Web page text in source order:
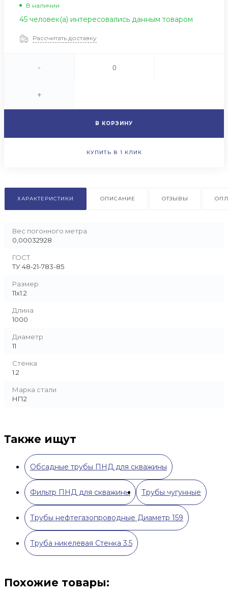
В наличии
45 человек(а) интересовались данным товаром
Рассчитать доставку
-
+
В КОРЗИНУ
КУПИТЬ В 1 КЛИК
ХАРАКТЕРИСТИКИ ОПИСАНИЕ ОТЗЫВЫ
Вес погонного метра
0,00032928
ГОСТ
ТУ 48-21-783-85
Размер
11х1.2
Длина
1000
Диаметр
11
Стенка
1.2
Марка стали
НП2
Также ищут
Обсадные трубы ПНД для скважины
Фильтр ПНД для скважины Трубы чугунные
Трубы нефтегазопроводные Диаметр 159
Труба никелевая Стенка 3.5
Похожие товары: